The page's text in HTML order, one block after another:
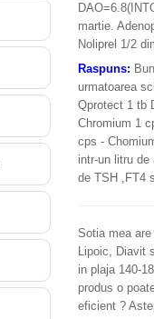
martie.
Noliprel 1/2
Raspuns:
urmatoarea
Qprotect 1 tb
Chromium 1
cps -
intr-un litru
de TSH ,FT4
Sotia mea are
Lipoic, Diavit
in plaja 140-
produs o
eficient ?